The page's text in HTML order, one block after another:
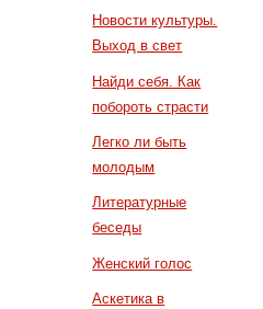
Новости культуры.
Выход в свет
Найди себя. Как
побороть страсти
Легко ли быть
молодым
Литературные
беседы
Женский голос
Аскетика в